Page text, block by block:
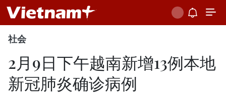
社会
2月9日下午越南新增13例本地
新冠肺炎确诊病例